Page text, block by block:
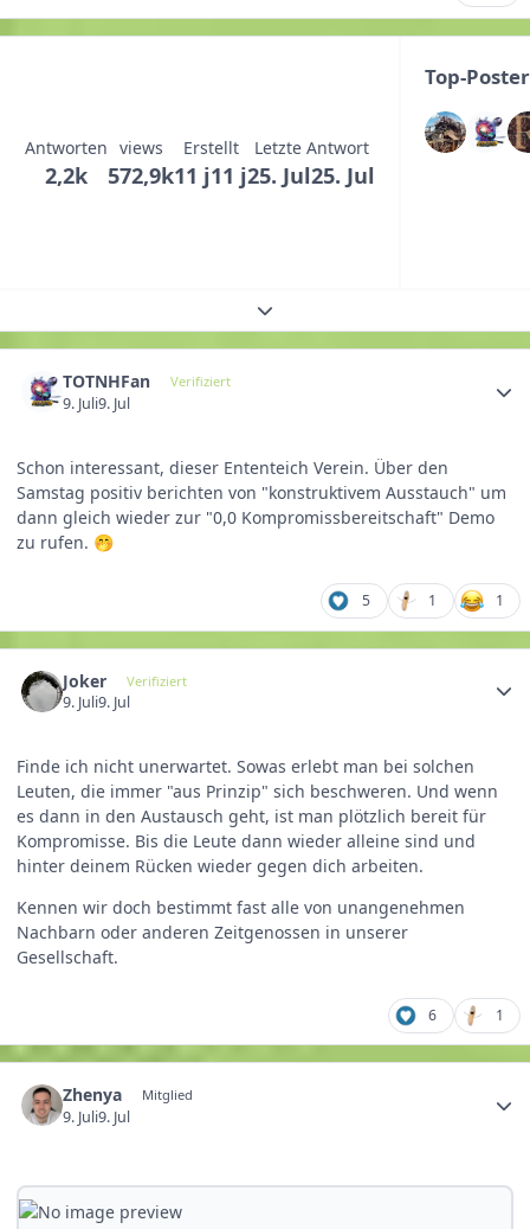
Antworten
2,2k
views
572,9k
Erstellt
11 j11 j
Letzte Antwort
25. Jul25. Jul
Top-
Themenübersicht erweitern
TOTNHFan Verifiziert
9. Juli9. Jul
Schon interessant, dieser Ententeich Verein. Über den
Samstag positiv berichten von "konstruktivem Ausstauch" um
dann gleich wieder zur "0,0 Kompromissbereitschaft" Demo
zu rufen. 🤭
5 1 1
Joker Verifiziert
9. Juli9. Jul
Finde ich nicht unerwartet. Sowas erlebt man bei solchen
Leuten, die immer "aus Prinzip" sich beschweren. Und wenn
es dann in den Austausch geht, ist man plötzlich bereit für
Kompromisse. Bis die Leute dann wieder alleine sind und
hinter deinem Rücken wieder gegen dich arbeiten.
Kennen wir doch bestimmt fast alle von unangenehmen
Nachbarn oder anderen Zeitgenossen in unserer
Gesellschaft.
6 1
Zhenya Mitglied
9. Juli9. Jul